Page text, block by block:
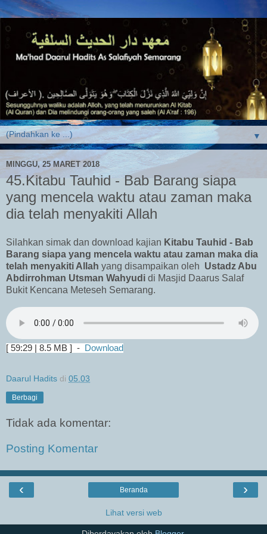
▼
MINGGU, 25 MARET 2018
45.Kitabu Tauhid - Bab Barang siapa
yang mencela waktu atau zaman maka
dia telah menyakiti Allah
Silahkan simak dan download kajian Kitabu Tauhid - Bab
Barang siapa yang mencela waktu atau zaman maka dia
telah menyakiti Allah yang disampaikan oleh Ustadz Abu
Abdirrohman Utsman Wahyudi di Masjid Daarus Salaf
Bukit Kencana Meteseh Semarang.
[ 59:29 | 8.5 MB ] - Download
Daarul Hadits di 05.03
Berbagi
Tidak ada komentar:
Posting Komentar
‹ ›
Beranda
Lihat versi web